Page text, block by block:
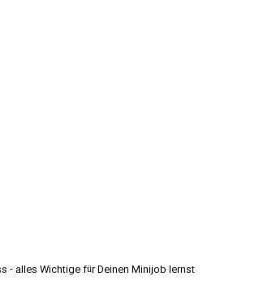
- alles Wichtige für Deinen Minijob lernst